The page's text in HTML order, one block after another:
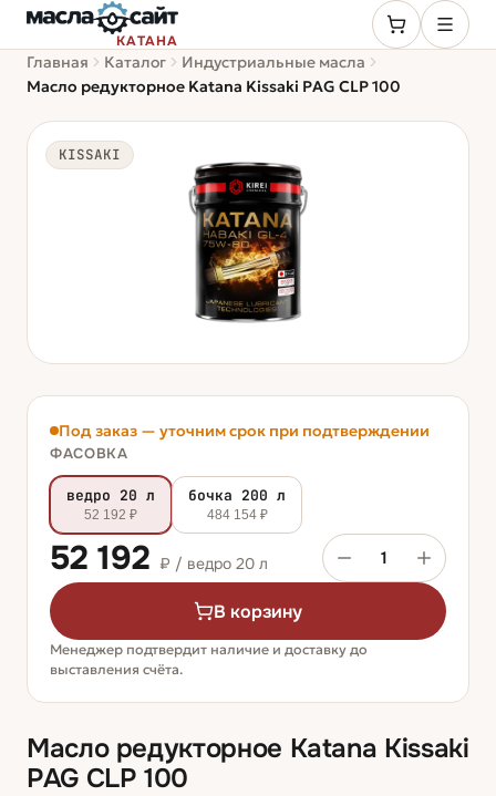
КАТАНА
Главная Каталог
Индустриальные масла
Масло редукторное Katana Kissaki PAG CLP 100
KISSAKI
Масло редукторное Katana Kissaki
PAG CLP 100
Под заказ — уточним срок при подтверждении
ФАСОВКА
ведро 20 л
52 192 ₽
бочка 200 л
484 154 ₽
52 192 ₽ / ведро 20 л 1
В корзину
Менеджер подтвердит наличие и доставку до
выставления счёта.